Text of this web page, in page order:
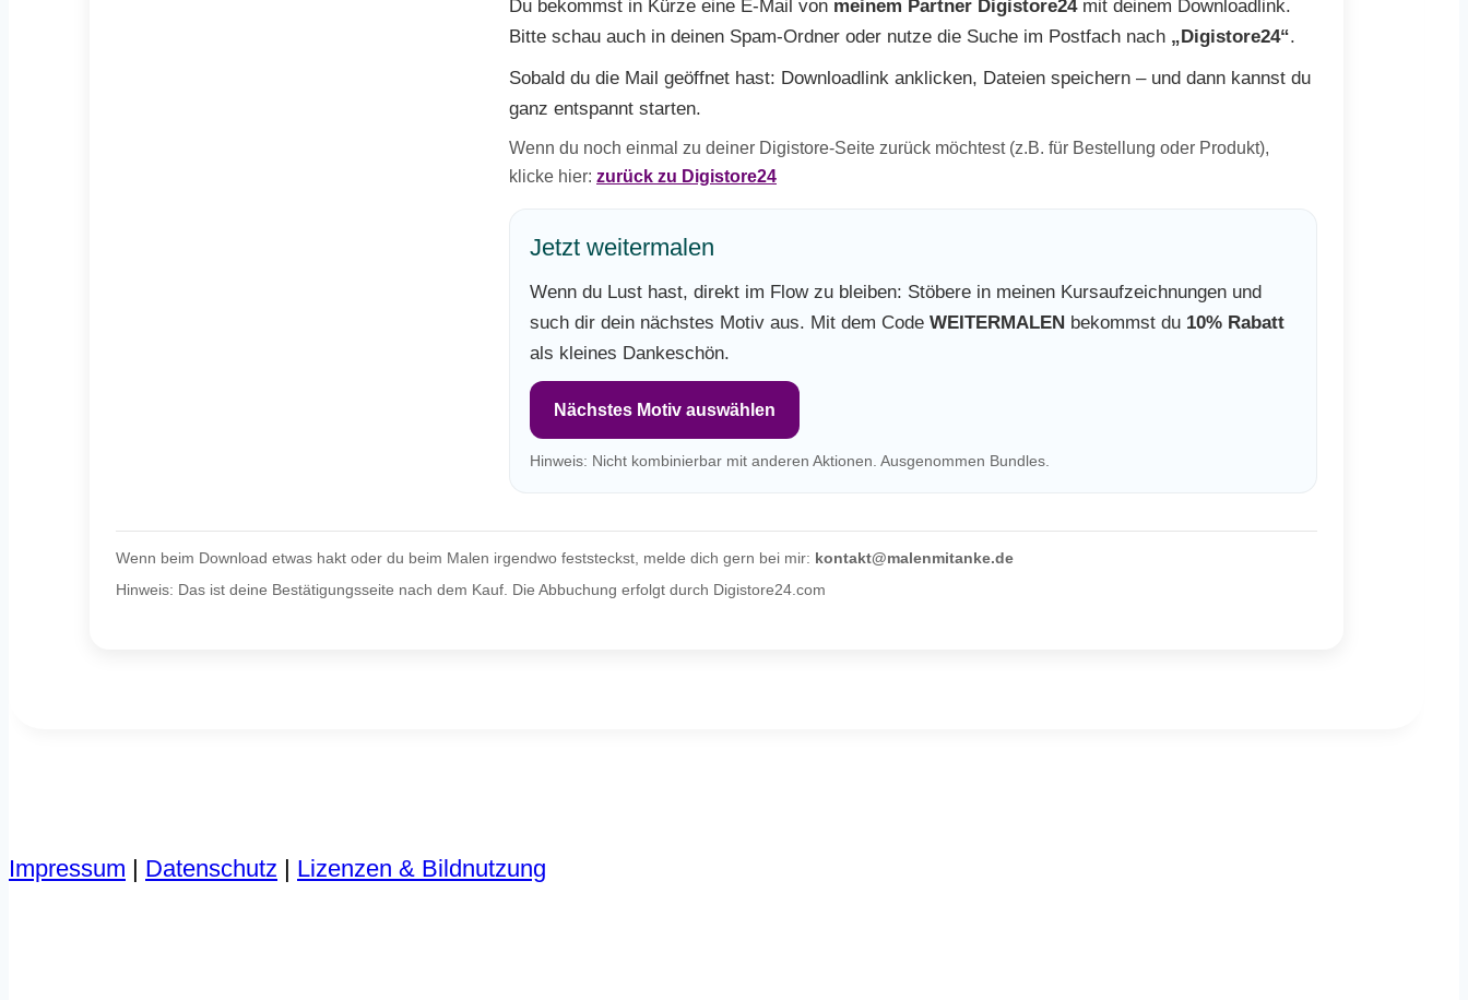
Du bekommst in Kürze eine E-Mail von meinem Partner Digistore24mit deinem Downloadlink.
Bitte schau auch in deinen Spam-Ordner oder nutze die Suche im Postfach nach „Digistore24“.
Sobald du die Mail geöffnet hast: Downloadlink anklicken, Dateien speichern – und dann kannst du
ganz entspannt starten.
Wenn du noch einmal zu deiner Digistore-Seite zurück möchtest (z.B. für Bestellung oder Produkt),
klicke hier: zurück zu Digistore24
Jetzt weitermalen
Wenn du Lust hast, direkt im Flow zu bleiben: Stöbere in meinen Kursaufzeichnungen und
such dir dein nächstes Motiv aus. Mit dem Code WEITERMALEN bekommst du 10% Rabatt
als kleines Dankeschön.
Nächstes Motiv auswählen
Hinweis: Nicht kombinierbar mit anderen Aktionen. Ausgenommen Bundles.
Wenn beim Download etwas hakt oder du beim Malen irgendwo feststeckst, melde dich gern bei mir: kontakt@malenmitanke.de
Hinweis: Das ist deine Bestätigungsseite nach dem Kauf. Die Abbuchung erfolgt durch Digistore24.com
Impressum | Datenschutz | Lizenzen & Bildnutzung